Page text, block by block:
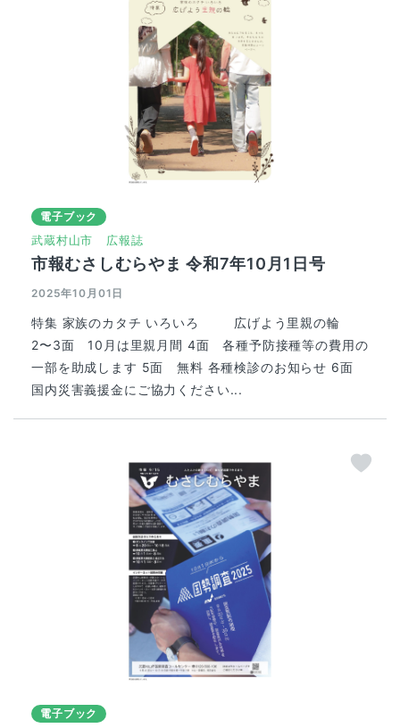
電子ブック
武蔵村山市 広報誌
市報むさしむらやま 令和7年10月1日号
2025年10月01日
特集 家族のカタチ いろいろ 広げよう里親の輪
2〜3面 10月は里親月間 4面 各種予防接種等の費用の
一部を助成します 5面 無料 各種検診のお知らせ 6面
国内災害義援金にご協力ください...
電子ブック